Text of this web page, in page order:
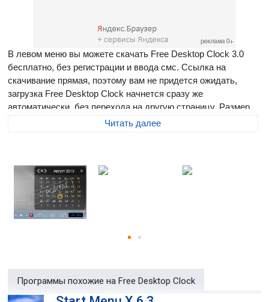
В левом меню вы можете скачать Free Desktop Clock 3.0
бесплатно, без регистрации и ввода смс. Ссылка на
скачивание прямая, поэтому вам не придется ожидать,
загрузка Free Desktop Clock начнется сразу же
автоматически, без перехода на другую страницу. Размер
программы составляет 1.95 Мб
панели задач Windows, заменив их на один предложенных
вариантов. Показывает время, день, процент используемой
памяти и время безотказной работы системы. Содержит
более 70 различных уникальных скинов. Подстраивает
Читать далее
Программы похожие на Free Desktop Clock